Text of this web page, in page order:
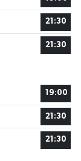
21:30
21:30
19:00
21:30
21:30